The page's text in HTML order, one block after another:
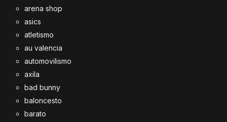
arena shop
asics
atletismo
au valencia
automovilismo
axila
bad bunny
baloncesto
barato